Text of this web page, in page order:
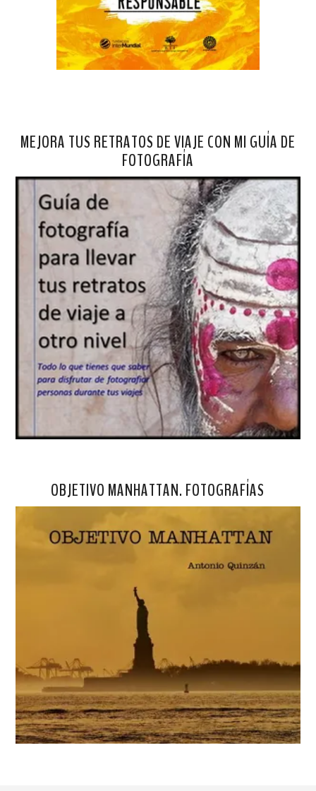
MEJORA TUS RETRATOS DE VIAJE CON MI GUÍA DE
FOTOGRAFÍA
OBJETIVO MANHATTAN. FOTOGRAFÍAS